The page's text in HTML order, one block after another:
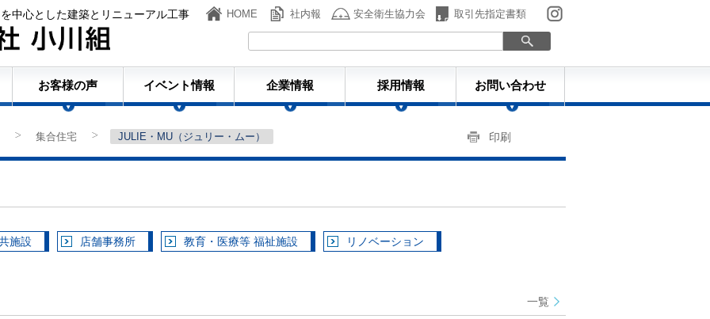
中心とした建築とリニューアル工事
HOME 社内報 安全衛生協力会 取引先指定書類
お客様の声 イベント情報 企業情報 採用情報 お問い合わせ
集合住宅
JULIE・MU（ジュリー・ムー） 印刷
施設 店舗事務所 教育・医療等 福祉施設 リノベーション
一覧